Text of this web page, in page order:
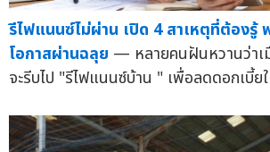
รีไฟแนนซ์ไม่ผ่าน เปิด 4 สาเหตุที่ต้องรู้
โอกาสผ่านฉลุย — หลายคนฝันหวานว่า
จะรีบไป "รีไฟแนนซ์บ้าน " เพื่อลดดอกเบี้ย